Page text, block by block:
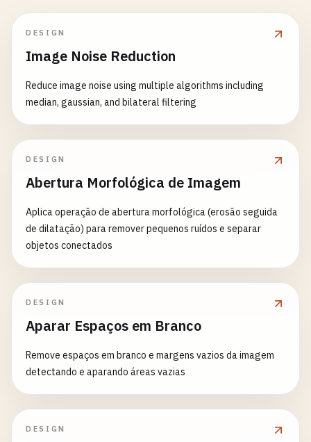
DESIGN
Image Noise Reduction
Reduce image noise using multiple algorithms including
median, gaussian, and bilateral filtering
DESIGN
Abertura Morfológica de Imagem
Aplica operação de abertura morfológica (erosão seguida
de dilatação) para remover pequenos ruídos e separar
objetos conectados
DESIGN
Aparar Espaços em Branco
Remove espaços em branco e margens vazios da imagem
detectando e aparando áreas vazias
DESIGN